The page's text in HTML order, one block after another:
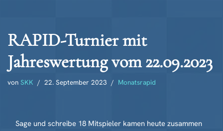
RAPID-Turnier mit
Jahreswertung vom 22.09.2023
von SKK 22. September 2023 Monatsrapid
Sage und schreibe 18 Mitspieler kamen heute zusammen